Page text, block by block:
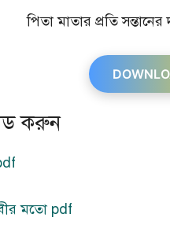
পিতা মাতার প্রতি
করুন
মতো pdf